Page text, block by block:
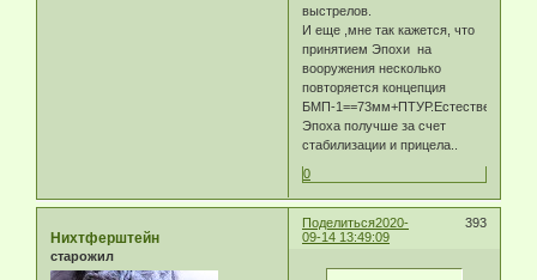
выстрелов.
И еще ,мне так кажется, что
принятием Эпохи на
вооружения несколько
повторяется концепция
БМП-1==73мм+ПТУР.Естественно
Эпоха получше за счет
стабилизации и прицела..
0
Поделиться 393
2020-
09-14 13:49:09
Нихтферштейн
старожил